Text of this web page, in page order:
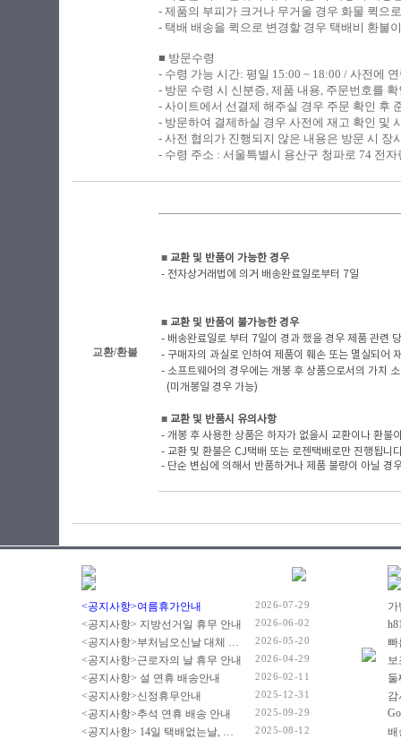
- 제품의 부피가 크거나 무거울 경우 화물 퀵으
- 택배 배송을 퀵으로 변경할 경우 택배비 환불
■ 방문수령
​- 수령 가능 시간: 평일 15:00 ~ 18:00 / 사전에
- 방문 수령 시 신분증, 제품 내용, 주문번호를
- 사이트에서 선결제 해주실 경우 주문 확인 후
- 방문하여 결제하실 경우 사전에 재고 확인 및
- 사전 협의가 진행되지 않은 내용은 방문 시 장
- 수령 주소 : 서울특별시 용산구 청파로 74 전
교환/환불
■ ​ 교환 및 반품이 가능한 경우
- 전자상거래법에 의거 배송완료일로부터 7일
■ ​ 교환 및 반품이 불가능한 경우
- 배송완료일로 부터 7일이 경과 했을 경우 제품 관련
- 구매자의 과실로 인하여 제품이 훼손 또는 멸실되어
- 소프트웨어의 경우에는 개봉 후 상품으로서의 가치
(미개봉일 경우 가능)
■ ​ 교환 및 반품시 유의사항
- 개봉 후 사용한 상품은 하자가 없을시 교환이나 환불
- 교환 및 환불은 CJ택배 또는 로젠택배로만 진행됩니
- 단순 변심에 의해서 반품하거나 제품 불량이 아닐 경
<공지사항>여름휴가안내 2026-07-29
<공지사항> 지방선거일 휴무 안내 2026-06-02
<공지사항>부처님오신날 대체 휴무 안내 2026-05-20
<공지사항>근로자의 날 휴무 안내 2026-04-29
<공지사항> 설 연휴 배송안내 2026-02-11
<공지사항>신정휴무안내 2025-12-31
<공지사항>추석 연휴 배송 안내 2025-09-29
<공지사항> 14일 택배없는날, 광복절 휴무 배송 안내 2025-08-12
빠
감